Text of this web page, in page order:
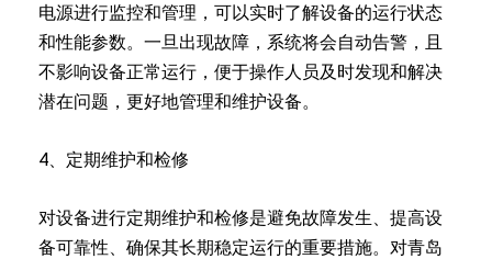
电源进行监控和管理，可以实时了解设备的运行状态
和性能参数。一旦出现故障，系统将会自动告警，且
不影响设备正常运行，便于操作人员及时发现和解决
潜在问题，更好地管理和维护设备。
4、定期维护和检修
对设备进行定期维护和检修是避免故障发生、提高设
备可靠性、确保其长期稳定运行的重要措施。对青岛